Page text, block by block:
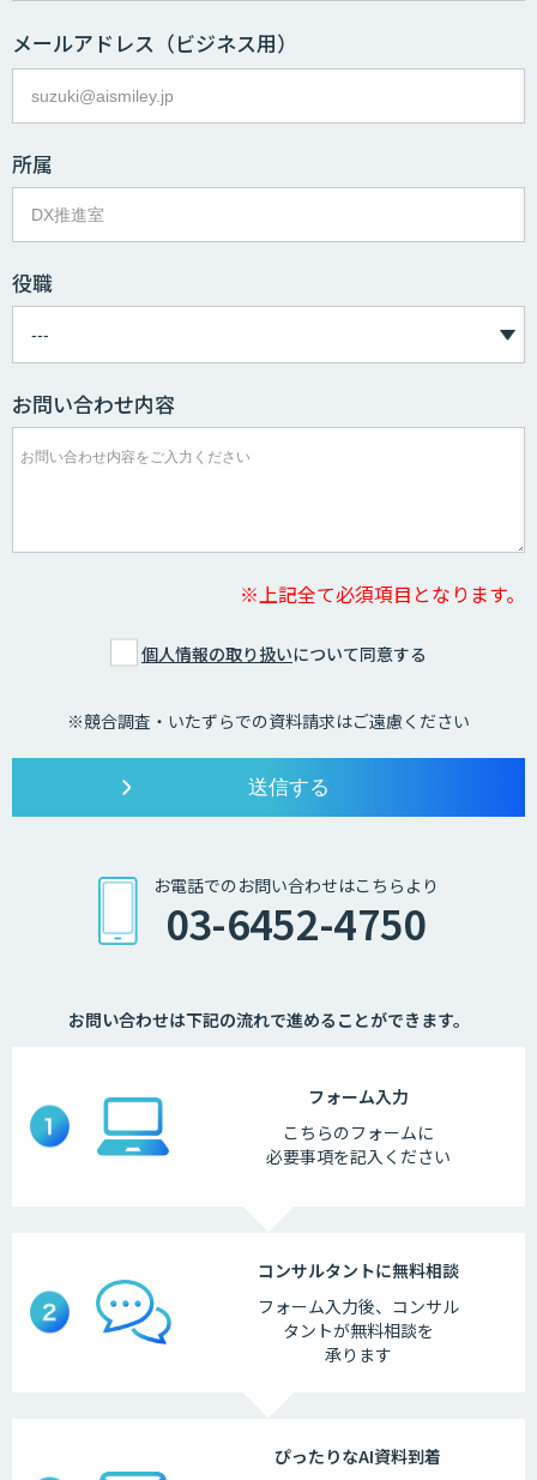
メールアドレス （ビジネス用）
所属
役職
お問い合わせ内容
※上記全て必須項目となります。
個人情報の取り扱いについて同意する
※競合調査・いたずらでの資料請求はご遠慮ください
お電話でのお問い合わせはこちらより
03-6452-4750
お問い合わせは下記の流れで進めることができます。
フォーム入力
こちらのフォームに
必要事項を記入ください
コンサルタントに無料相談
フォーム入力後、 コンサル
タントが無料相談を
承ります
ぴったりなAI資料到着